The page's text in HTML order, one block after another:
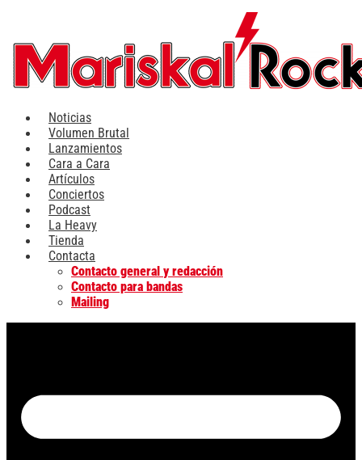
contenido
Noticias
Volumen Brutal
Lanzamientos
Cara a Cara
Artículos
Conciertos
Podcast
La Heavy
Tienda
Contacta
Contacto general y redacción
Contacto para bandas
Mailing